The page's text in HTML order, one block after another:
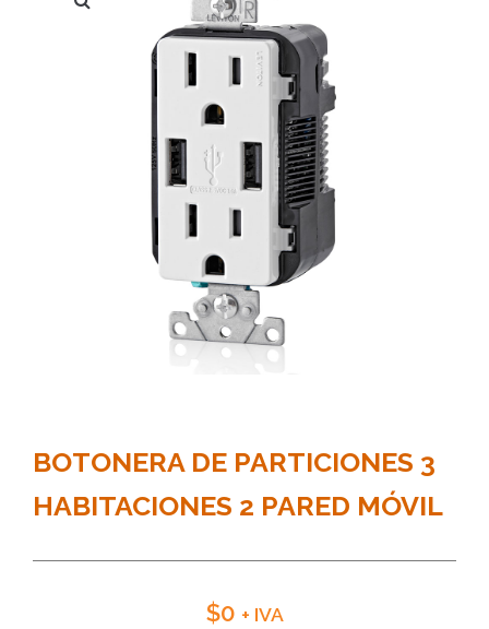
BOTONERA DE PARTICIONES 3
HABITACIONES 2 PARED MÓVIL
$0 + IVA